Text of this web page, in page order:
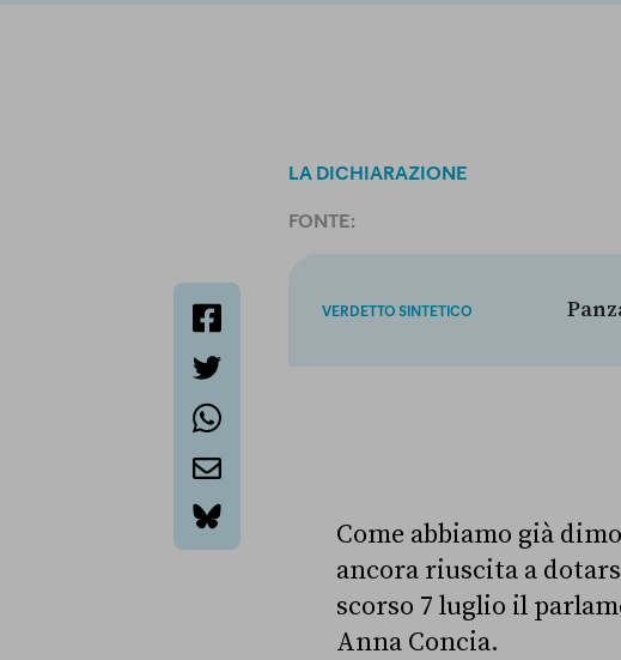
LA DICHIARAZIONE
FONTE:
bluesky
VERDETTO SINTETICO
Come abbiamo già
ancora riuscita a
scorso 7 luglio il
Anna Concia.